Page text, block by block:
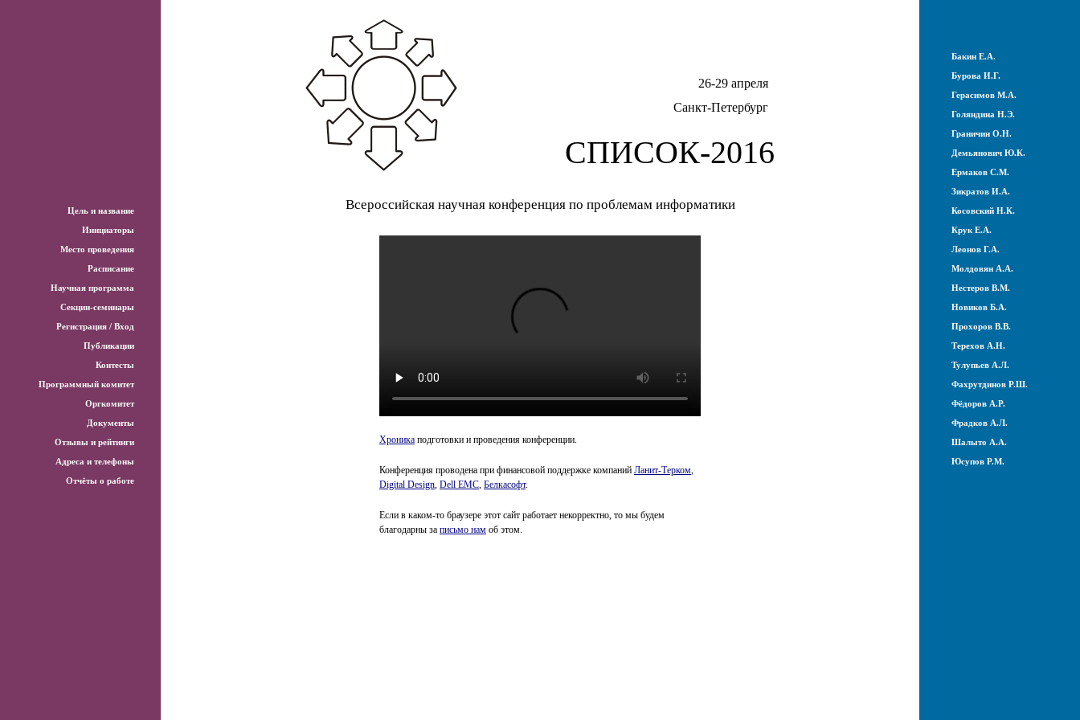
26-29 апреля
Санкт-Петербург
СПИСОК-2016
Всероссийская научная конференция по проблемам информатики
Хроника подготовки и проведения конференции.
Конференция проводена при финансовой поддержке компаний Ланит-Терком,
Digital Design, Dell EMC, Белкасофт.
Если в каком-то браузере этот сайт работает некорректно, то мы будем
благодарны за письмо нам об этом.
Цель и название
Инициаторы
Место проведения
Расписание
Научная программа
Секции-семинары
Регистрация / Вход
Публикации
Контесты
Программный комитет
Оргкомитет
Документы
Отзывы и рейтинги
Адреса и телефоны
Отчёты о работе
Бакин Е.А.
Бурова И.Г.
Герасимов М.А.
Голяндина Н.Э.
Граничин О.Н.
Демьянович Ю.К.
Ермаков С.М.
Зикратов И.А.
Косовский Н.К.
Крук Е.А.
Леонов Г.А.
Молдовян А.А.
Нестеров В.М.
Новиков Б.А.
Прохоров В.В.
Терехов А.Н.
Тулупьев А.Л.
Фахрутдинов Р.Ш.
Фёдоров А.Р.
Фрадков А.Л.
Шалыто А.А.
Юсупов Р.М.